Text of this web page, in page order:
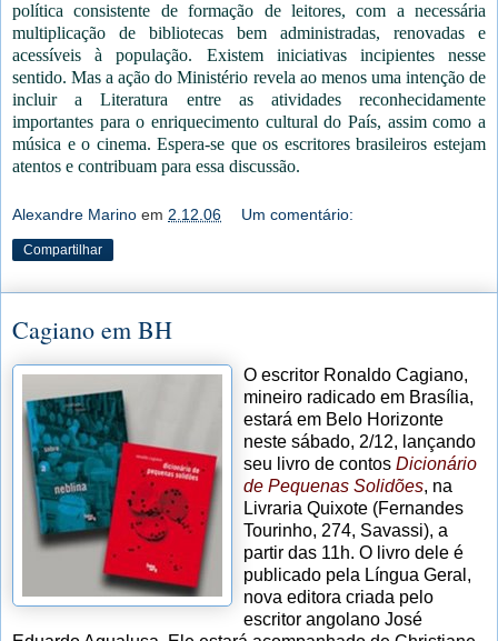
política consistente de formação de leitores, com a necessária
multiplicação de bibliotecas bem administradas, renovadas e
acessíveis à população. Existem iniciativas incipientes nesse
sentido. Mas a ação do Ministério revela ao menos uma intenção de
incluir a Literatura entre as atividades reconhecidamente
importantes para o enriquecimento cultural do País, assim como a
música e o cinema. Espera-se que os escritores brasileiros estejam
atentos e contribuam para essa discussão.
Alexandre Marino em 2.12.06 Um comentário:
Compartilhar
Cagiano em BH
O escritor Ronaldo Cagiano,
mineiro radicado em Brasília,
estará em Belo Horizonte
neste sábado, 2/12, lançando
seu livro de contos Dicionário
de Pequenas Solidões, na
Livraria Quixote (Fernandes
Tourinho, 274, Savassi), a
partir das 11h. O livro dele é
publicado pela Língua Geral,
nova editora criada pelo
escritor angolano José